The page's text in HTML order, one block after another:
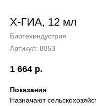
Х-ГИА, 12 мл
Биотехиндустрия
Артикул: 8053
1 664 р.
Показания
Назначают